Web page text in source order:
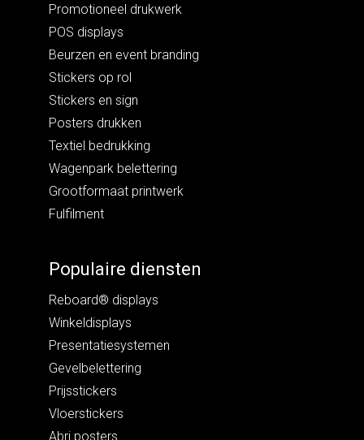
Promotioneel drukwerk
POS displays
Beurzen en event branding
Stickers op rol
Stickers en sign
Posters drukken
Textiel bedrukking
Wagenpark belettering
Grootformaat printwerk
Fulfilment
Populaire diensten
Reboard® displays
Winkeldisplays
Presentatiesystemen
Gevelbelettering
Prijsstickers
Vloerstickers
Abri posters